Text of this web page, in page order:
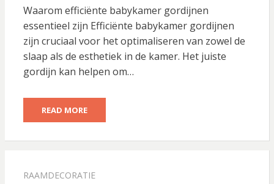
Waarom efficiënte babykamer gordijnen
essentieel zijn Efficiënte babykamer gordijnen
zijn cruciaal voor het optimaliseren van zowel de
slaap als de esthetiek in de kamer. Het juiste
gordijn kan helpen om…
READ MORE
RAAMDECORATIE